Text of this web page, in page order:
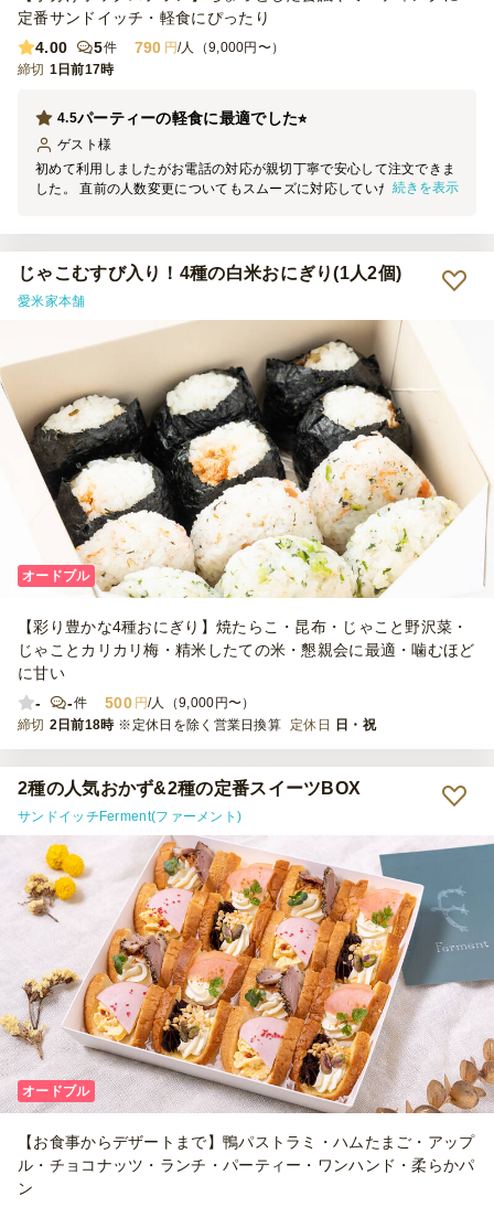
定番サンドイッチ・軽食にぴったり
4.00
5件 790 円/人（9,000円〜）
締切 1日前17時
パーティーの軽食に最適でした⭐︎
4.5
ゲスト 様
初めて利用しましたがお電話の対応が親切丁寧で安心して注文できま
した。 直前の人数変更についてもスムーズに対応していただき良か
て総合的に満足です。
続きを表示
じゃこむすび入り！4種の白米おにぎり(1人2個)
愛米家本舗
オードブル
【彩り豊かな4種おにぎり】焼たらこ・昆布・じゃこと野沢菜・
じゃことカリカリ梅・精米したての米・懇親会に最適・噛むほど
に甘い
-
-件 500 円/人（9,000円〜）
締切 2日前18時 ※定休日を除く営業日換算 定休日 日・祝
2種の人気おかず&2種の定番スイーツBOX
サンドイッチFerment(ファーメント)
オードブル
【お食事からデザートまで】鴨パストラミ・ハムたまご・アップ
ル・チョコナッツ・ランチ・パーティー・ワンハンド・柔らかパ
ン